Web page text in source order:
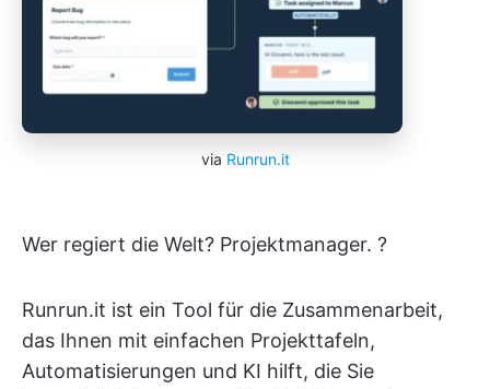
via Runrun.it
Wer regiert die Welt? Projektmanager. ?
Runrun.it ist ein Tool für die Zusammenarbeit,
das Ihnen mit einfachen Projekttafeln,
Automatisierungen und KI hilft, die Sie